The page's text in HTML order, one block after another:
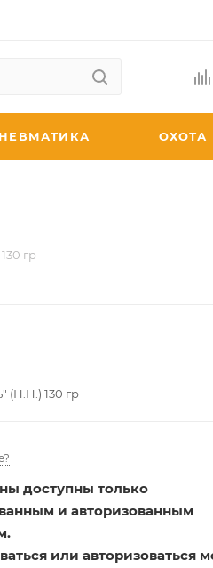
ОХОТА
гр
(Н.Н.) 130 гр
доступны только
и авторизованным
или авторизоваться